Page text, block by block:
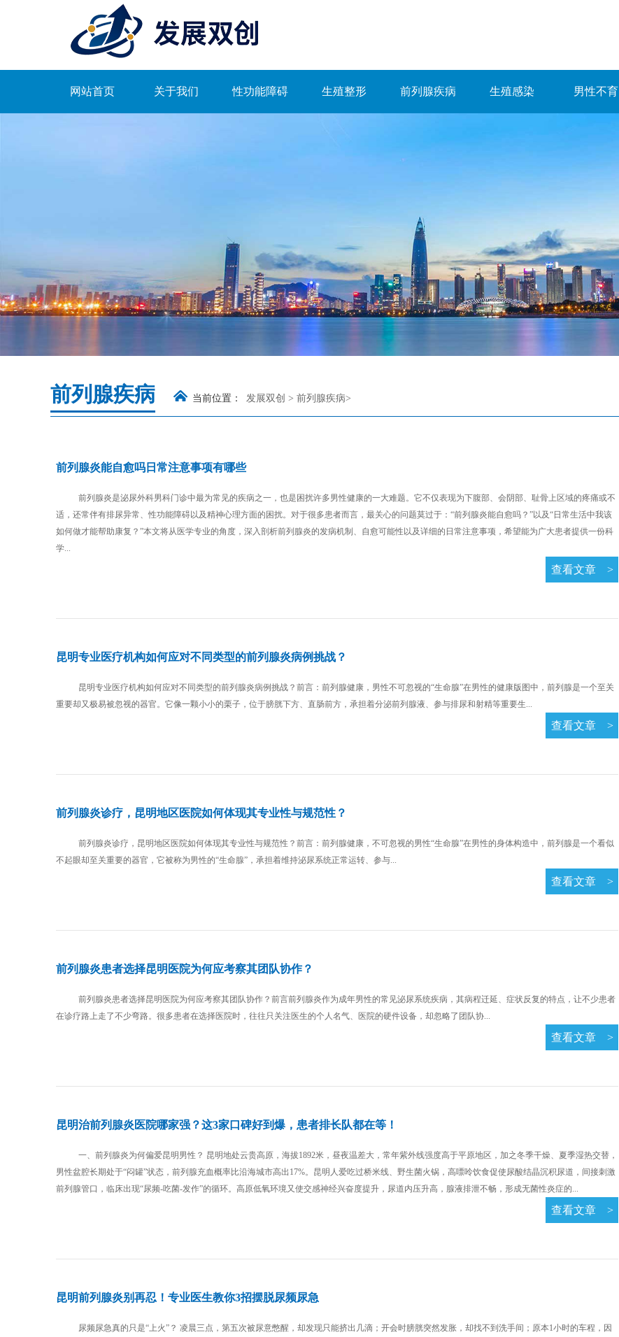
网站首页 关于我们 性功能障碍 生殖整形 前列腺疾病 生殖感染 男性不育
前列腺疾病 当前位置： 发展双创 > 前列腺疾病>
前列腺炎能自愈吗日常注意事项有哪些
前列腺炎是泌尿外科男科门诊中最为常见的疾病之一，也是困扰许多男性健康的一大难题。它不仅表现为下腹部、会阴部、耻骨上区域的疼痛或不
适，还常伴有排尿异常、性功能障碍以及精神心理方面的困扰。对于很多患者而言，最关心的问题莫过于：“前列腺炎能自愈吗？”以及“日常生活中我该
如何做才能帮助康复？”本文将从医学专业的角度，深入剖析前列腺炎的发病机制、自愈可能性以及详细的日常注意事项，希望能为广大患者提供一份科
学...
查看文章>
昆明专业医疗机构如何应对不同类型的前列腺炎病例挑战？
昆明专业医疗机构如何应对不同类型的前列腺炎病例挑战？前言：前列腺健康，男性不可忽视的“生命腺”在男性的健康版图中，前列腺是一个至关
重要却又极易被忽视的器官。它像一颗小小的栗子，位于膀胱下方、直肠前方，承担着分泌前列腺液、参与排尿和射精等重要生...
查看文章>
前列腺炎诊疗，昆明地区医院如何体现其专业性与规范性？
前列腺炎诊疗，昆明地区医院如何体现其专业性与规范性？前言：前列腺健康，不可忽视的男性“生命腺”在男性的身体构造中，前列腺是一个看似
不起眼却至关重要的器官，它被称为男性的“生命腺”，承担着维持泌尿系统正常运转、参与...
查看文章>
前列腺炎患者选择昆明医院为何应考察其团队协作？
前列腺炎患者选择昆明医院为何应考察其团队协作？前言前列腺炎作为成年男性的常见泌尿系统疾病，其病程迁延、症状反复的特点，让不少患者
在诊疗路上走了不少弯路。很多患者在选择医院时，往往只关注医生的个人名气、医院的硬件设备，却忽略了团队协...
查看文章>
昆明治前列腺炎医院哪家强？这3家口碑好到爆，患者排长队都在等！
一、前列腺炎为何偏爱昆明男性？ 昆明地处云贵高原，海拔1892米，昼夜温差大，常年紫外线强度高于平原地区，加之冬季干燥、夏季湿热交替，
男性盆腔长期处于“闷罐”状态，前列腺充血概率比沿海城市高出17%。昆明人爱吃过桥米线、野生菌火锅，高嘌呤饮食促使尿酸结晶沉积尿道，间接刺激
前列腺管口，临床出现“尿频-吃菌-发作”的循环。高原低氧环境又使交感神经兴奋度提升，尿道内压升高，腺液排泄不畅，形成无菌性炎症的...
查看文章>
昆明前列腺炎别再忍！专业医生教你3招摆脱尿频尿急
尿频尿急真的只是“上火”？ 凌晨三点，第五次被尿意憋醒，却发现只能挤出几滴；开会时膀胱突然发胀，却找不到洗手间；原本1小时的车程，因